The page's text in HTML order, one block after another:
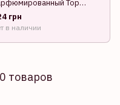
Top
Libre 200 мл
грн
в наличии
товаров